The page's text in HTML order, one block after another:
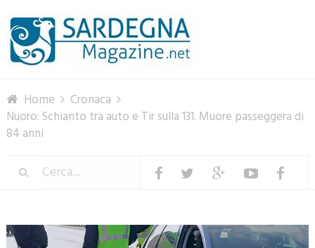
Home
Cronaca
Nuoro: Schianto tra auto e Tir sulla 131. Muore passeggera di
84 anni